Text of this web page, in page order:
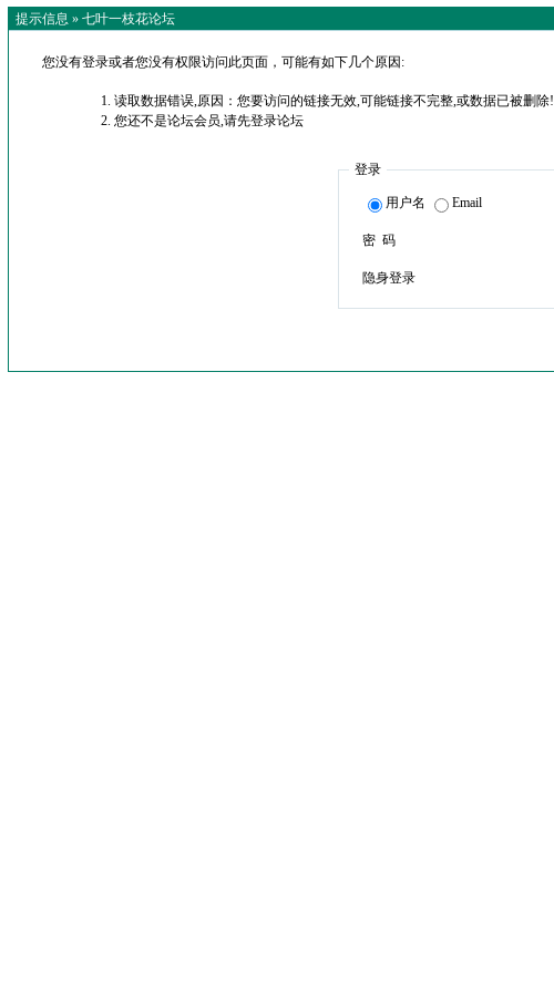
提示信息 » 七叶一枝花论坛
您没有登录或者您没有权限访问此页面，可能有如下几个原因:
读取数据错误,原因：您要访问的链接无效,可能链接不完整,或数据已被删除!
您还不是论坛会员,请先登录论坛
登录
用户名 Email
密 码
隐身登录